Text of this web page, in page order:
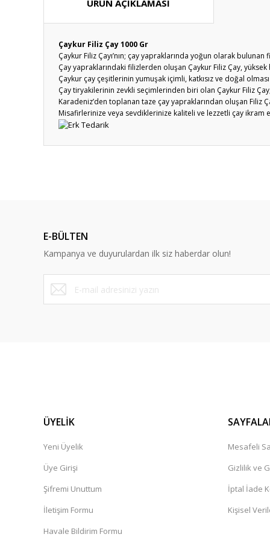
ÜRÜN AÇIKLAMASI
Çaykur Filiz Çay 1000 Gr
Çaykur Filiz Çayı’nın; çay yapraklarında yoğun olarak
Çay yapraklarındaki filizlerden oluşan Çaykur Filiz Çay,
Çaykur çay çeşitlerinin yumuşak içimli, katkısız ve doğal
Çay tiryakilerinin zevkli seçimlerinden biri olan Çaykur Filiz
Karadeniz’den toplanan taze çay yapraklarından oluşan Filiz
Misafirlerinize veya sevdiklerinize kaliteli ve lezzetli çay ikram
Ürün bilgilerinde hatalar bulunuyor.
Ürün fiyatı diğer sitelerden daha pahalı.
Bu ürüne benzer farklı alternatifler olmalı.
E-BÜLTEN
Kampanya ve duyurulardan ilk siz haberdar olun!
ÜYELİK
Yeni Üyelik
Üye Girişi
Şifremi Unuttum
İletişim Formu
Havale Bildirim Formu
Mesafeli
Gizlilik ve
İptal İade
Kişisel